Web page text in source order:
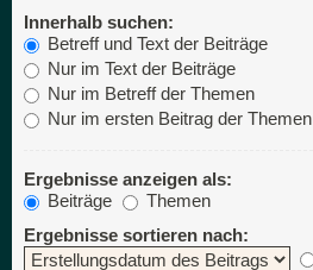
Innerhalb suchen:
Betreff und Text der Beiträge
Nur im Text der Beiträge
Nur im Betreff der Themen
Nur im ersten Beitrag der Themen
Ergebnisse anzeigen als:
Beiträge
Themen
Ergebnisse sortieren nach: